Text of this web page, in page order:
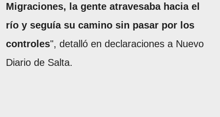
Migraciones, la gente atravesaba hacia el
río y seguía su camino sin pasar por los
controles", detalló en declaraciones a Nuevo
Diario de Salta.